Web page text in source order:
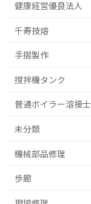
健康経営優良法人
千寿技熔
手摺製作
撹拌機タンク
普通ボイラー溶接士
未分類
機械部品修理
歩廊